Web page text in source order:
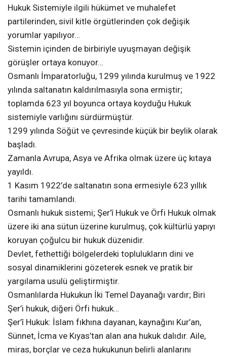
Hukuk Sistemiyle ilgili hükümet ve muhalefet
partilerinden, sivil kitle örgütlerinden çok değişik
yorumlar yapılıyor…
Sistemin içinden de birbiriyle uyuşmayan değişik
görüşler ortaya konuyor…
Osmanlı İmparatorluğu, 1299 yılında kurulmuş ve 1922
yılında saltanatın kaldırılmasıyla sona ermiştir;
toplamda 623 yıl boyunca ortaya koyduğu Hukuk
sistemiyle varlığını sürdürmüştür.
1299 yılında Söğüt ve çevresinde küçük bir beylik olarak
başladı.
Zamanla Avrupa, Asya ve Afrika olmak üzere üç kıtaya
yayıldı.
1 Kasım 1922’de saltanatın sona ermesiyle 623 yıllık
tarihi tamamlandı.
Osmanlı hukuk sistemi; Şer’î Hukuk ve Örfi Hukuk olmak
üzere iki ana sütun üzerine kurulmuş, çok kültürlü yapıyı
koruyan çoğulcu bir hukuk düzenidir.
Devlet, fethettiği bölgelerdeki toplulukların dini ve
sosyal dinamiklerini gözeterek esnek ve pratik bir
yargılama usulü geliştirmiştir.
Osmanlılarda Hukukun İki Temel Dayanağı vardır; Biri
Şer’i hukuk, diğeri Örfi hukuk…
Şer’î Hukuk: İslam fıkhına dayanan, kaynağını Kur’an,
Sünnet, İcma ve Kıyas’tan alan ana hukuk dalıdır. Aile,
miras, borçlar ve ceza hukukunun belirli alanlarını